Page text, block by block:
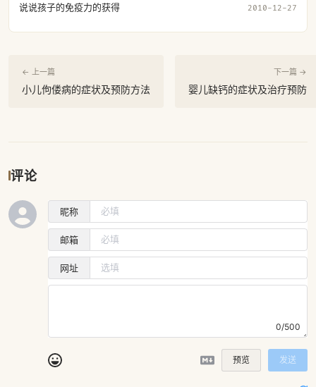
说说孩子的免疫力的获得 2010-12-27
← 上一篇
小儿佝偻病的症状及预防方法
下一篇 →
婴儿缺钙的症状及治疗预防
评论
昵称
邮箱
网址
0/500
预览 发送